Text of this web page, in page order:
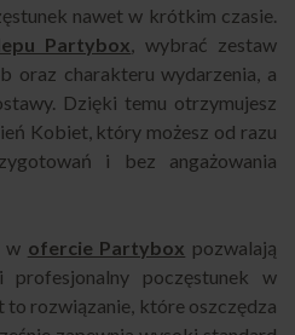
nawet w krótkim czasie.
Partybox, wybrać zestaw
oraz charakteru wydarzenia, a
Dzięki temu otrzymujesz
Kobiet, który możesz od razu
i bez angażowania
w ofercie Partybox pozwalają
profesjonalny poczęstunek w
to rozwiązanie, które oszczędza